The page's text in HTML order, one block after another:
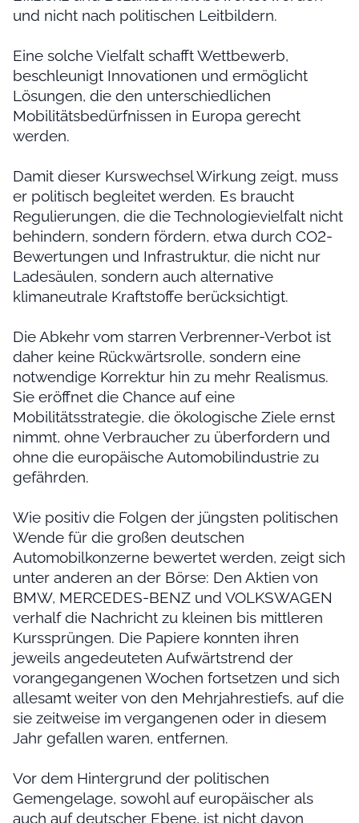
und nicht nach politischen Leitbildern.
Eine solche Vielfalt schafft Wettbewerb,
beschleunigt Innovationen und ermöglicht
Lösungen, die den unterschiedlichen
Mobilitätsbedürfnissen in Europa gerecht
werden.
Damit dieser Kurswechsel Wirkung zeigt, muss
er politisch begleitet werden. Es braucht
Regulierungen, die die Technologievielfalt nicht
behindern, sondern fördern, etwa durch CO2-
Bewertungen und Infrastruktur, die nicht nur
Ladesäulen, sondern auch alternative
klimaneutrale Kraftstoffe berücksichtigt.
Die Abkehr vom starren Verbrenner-Verbot ist
daher keine Rückwärtsrolle, sondern eine
notwendige Korrektur hin zu mehr Realismus.
Sie eröffnet die Chance auf eine
Mobilitätsstrategie, die ökologische Ziele ernst
nimmt, ohne Verbraucher zu überfordern und
ohne die europäische Automobilindustrie zu
gefährden.
Wie positiv die Folgen der jüngsten politischen
Wende für die großen deutschen
Automobilkonzerne bewertet werden, zeigt sich
unter anderen an der Börse: Den Aktien von
BMW, MERCEDES-BENZ und VOLKSWAGEN
verhalf die Nachricht zu kleinen bis mittleren
Kurssprüngen. Die Papiere konnten ihren
jeweils angedeuteten Aufwärtstrend der
vorangegangenen Wochen fortsetzen und sich
allesamt weiter von den Mehrjahrestiefs, auf die
sie zeitweise im vergangenen oder in diesem
Jahr gefallen waren, entfernen.
Vor dem Hintergrund der politischen
Gemengelage, sowohl auf europäischer als
auch auf deutscher Ebene, ist nicht davon